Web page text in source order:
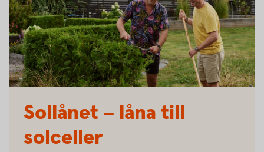
Sollånet – låna till
solceller